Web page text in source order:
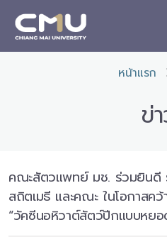
หน้าแรก
ข่
คณะสัตวแพทย์ มช. ร่วมยิน
สถิตเมธี และคณะ ในโอกาสค
“วัคซีนอหิวาต์สัตว์ปีกแบบหย